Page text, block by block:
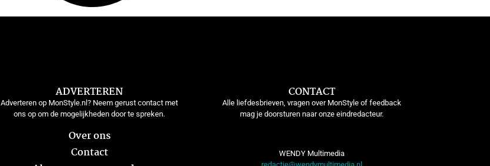
ADVERTEREN
Adverteren op MonStyle.nl? Neem gerust contact met
ons op om de mogelijkheden door te spreken.
Over ons
Contact
CONTACT
Alle liefdesbrieven, vragen over MonStyle of feedback
mag je doorsturen naar onze eindredacteur.
WENDY Multimedia